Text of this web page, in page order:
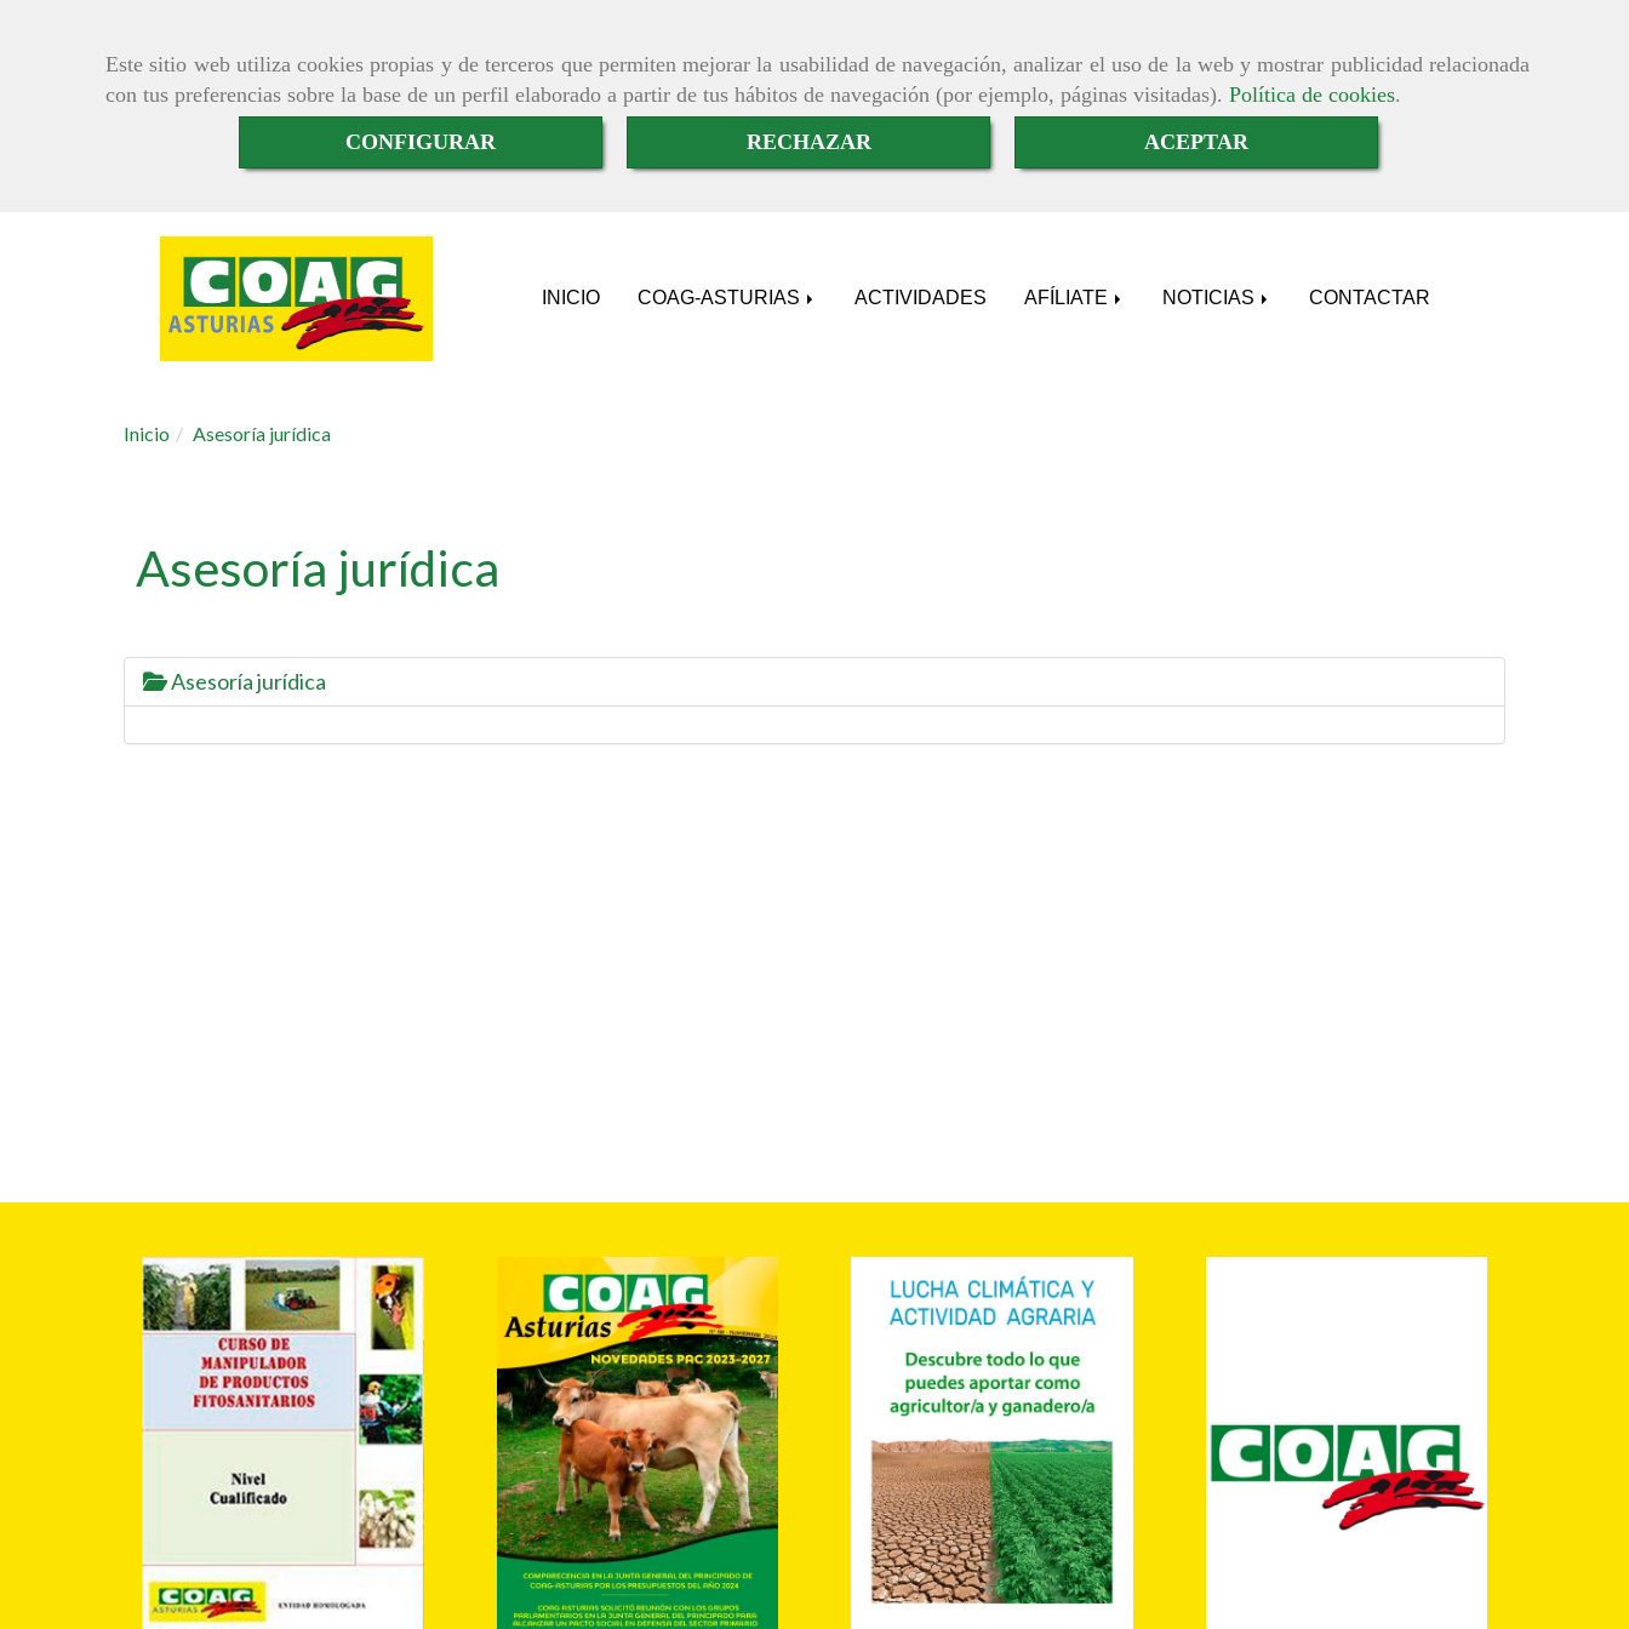
Este sitio web utiliza cookies propias y de terceros que permiten mejorar la usabilidad de navegación, analizar el uso de la web y mostrar publicidad relacionada
con tus preferencias sobre la base de un perfil elaborado a partir de tus hábitos de navegación (por ejemplo, páginas visitadas). Política de cookies.
CONFIGURAR
RECHAZAR ACEPTAR
INICIO COAG-ASTURIAS ACTIVIDADES AFÍLIATE NOTICIAS CONTACTAR
Inicio Asesoría jurídica
Asesoría jurídica
Asesoría jurídica